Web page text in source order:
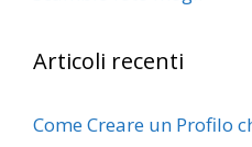
Articoli recenti
Come Creare un Profilo